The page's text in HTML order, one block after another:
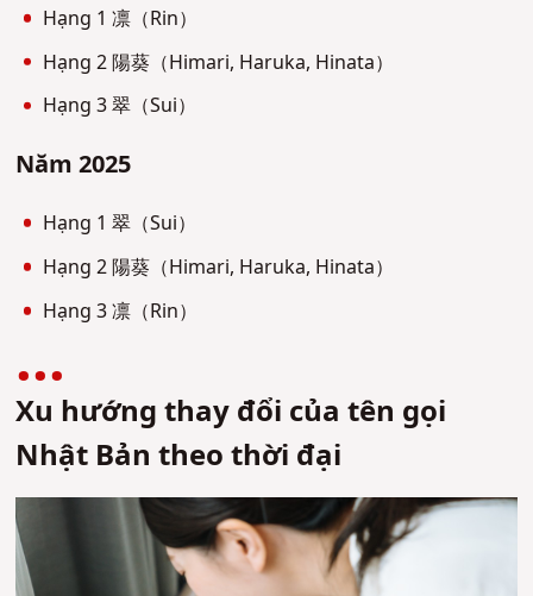
Hạng 1 凛（Rin）
Hạng 2 陽葵（Himari, Haruka, Hinata）
Hạng 3 翠（Sui）
Năm 2025
Hạng 1 翠（Sui）
Hạng 2 陽葵（Himari, Haruka, Hinata）
Hạng 3 凛（Rin）
Xu hướng thay đổi của tên gọi
Nhật Bản theo thời đại